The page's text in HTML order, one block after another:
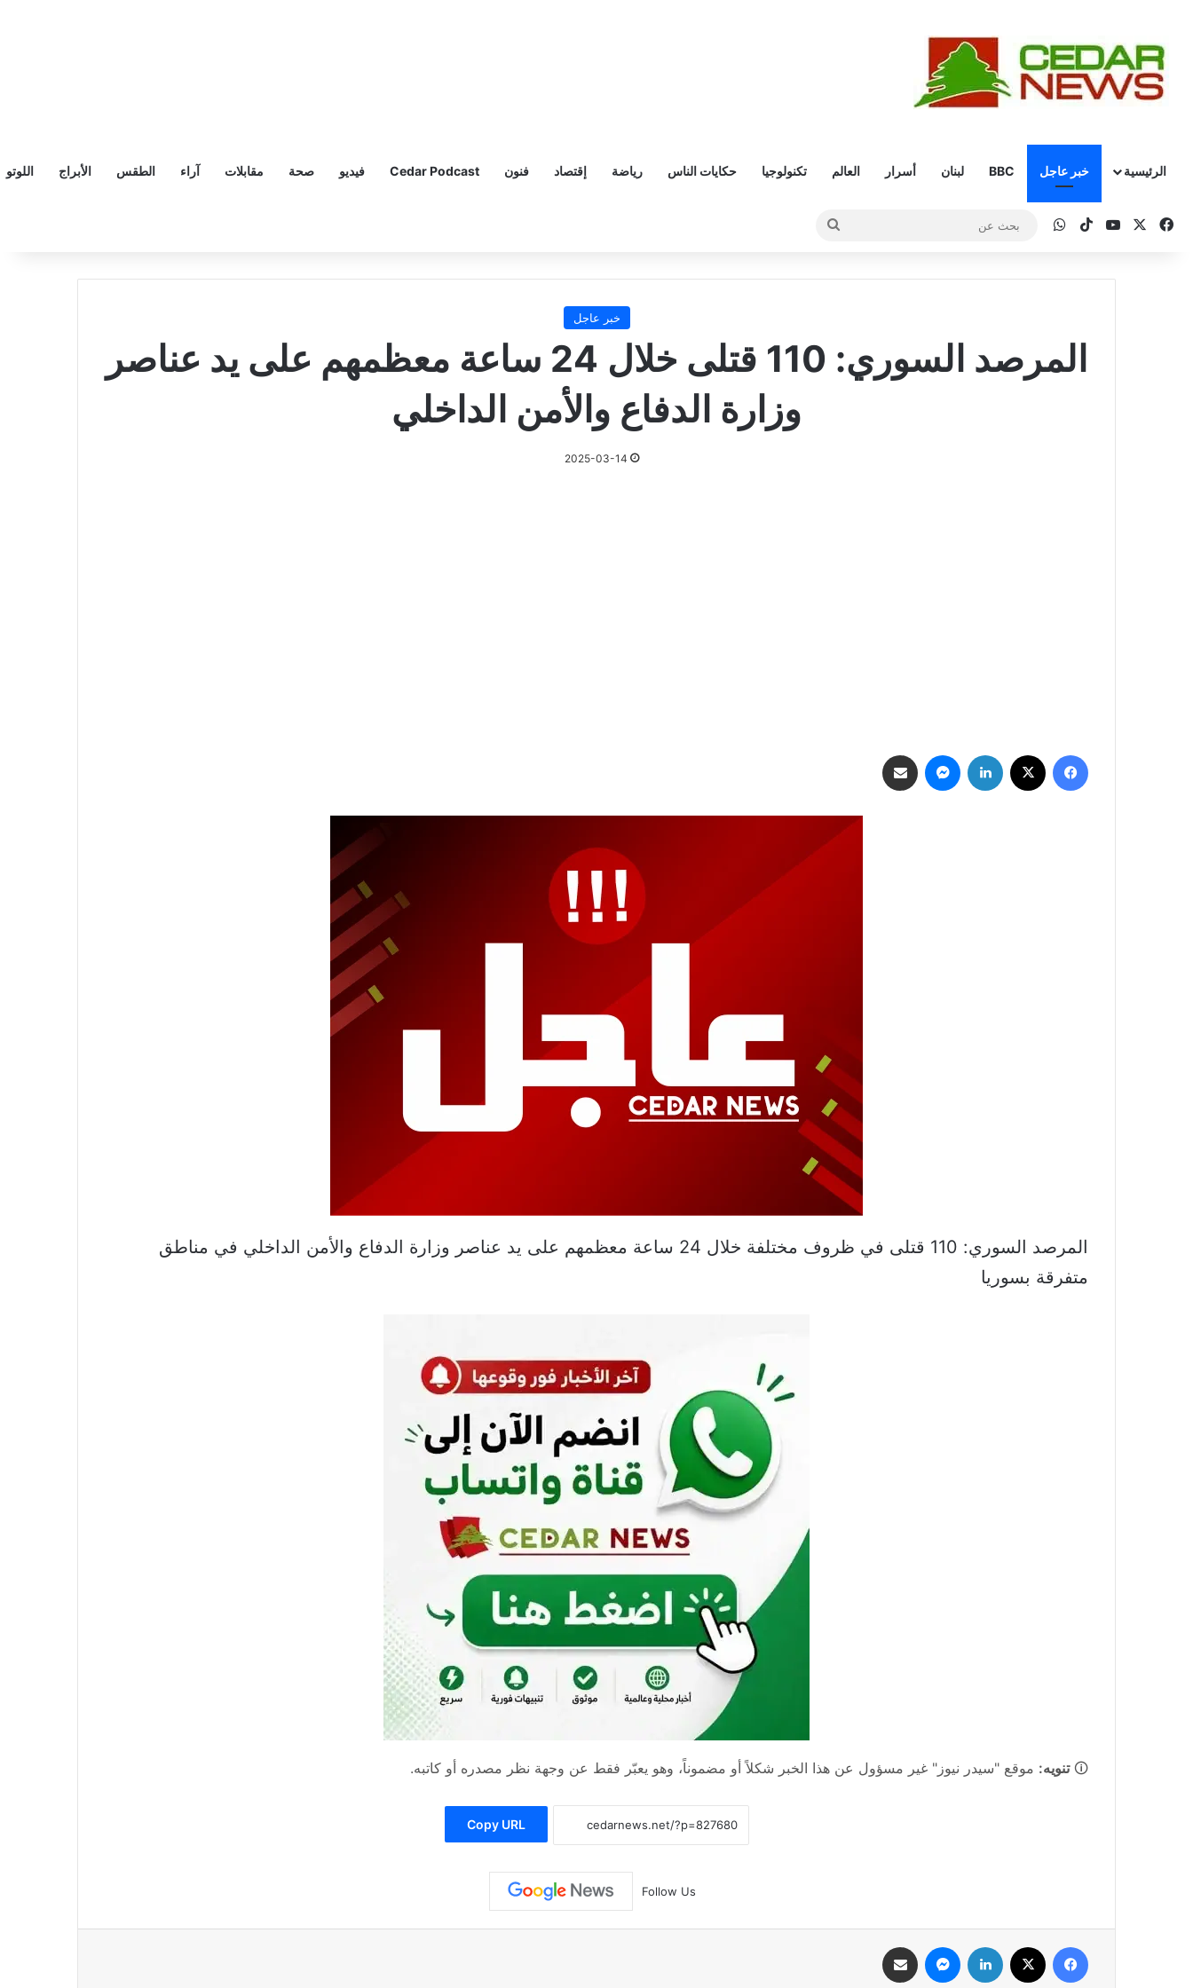
الرئيسية خبر عاجل BBC لبنان أسرار العالم تكنولوجيا حكايات الناس رياضة إقتصاد فنون Cedar Podcast فيديو صحة مقابلات آراء الطقس الأبراج اللوتو
فيسبوك ‫YouTube
‫TikTokواتساب
بحث
خبر عاجل
المرصد السوري: 110 قتلى خلال 24 ساعة معظمهم على يد عناصر
وزارة الدفاع والأمن الداخلي
2025-03-14
فيسبوك لينكدإن ماسنجر
المرصد السوري: 110 قتلى في ظروف مختلفة خلال 24 ساعة معظمهم على يد عناصر وزارة الدفاع والأمن الداخلي في مناطق
متفرقة بسوريا
🛈تنويه: موقع "سيدر نيوز" غير مسؤول عن هذا الخبر شكلاً أو مضموناً، وهو يعبّر فقط عن وجهة نظر مصدره أو كاتبه.
Copy URL
Follow Us
فيسبوك لينكدإن ماسنجر